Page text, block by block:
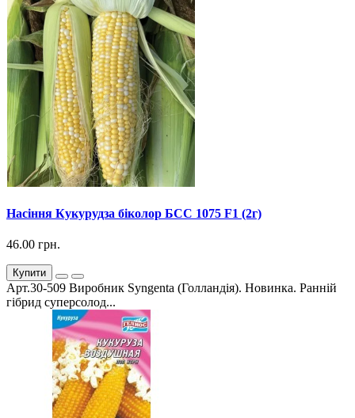
Насіння Кукурудза біколор БСС 1075 F1 (2г)
46.00 грн.
Купити
Арт.30-509 Виробник Syngenta (Голландія). Новинка. Ранній
гібрид суперсолод...